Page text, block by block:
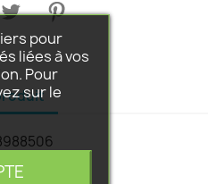
pour
liées à vos
Pour
sur le